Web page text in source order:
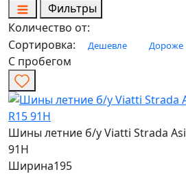
Фильтры
Количество от:
Сортировка:
Дешевле Дороже
С пробегом
Шины летние б/у Viatti Strada
91H
Ширина195